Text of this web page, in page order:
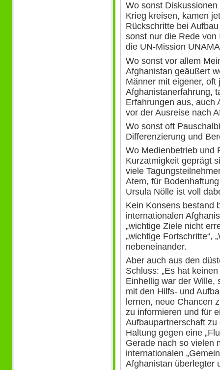
Wo sonst
Krieg kreisen, kamen
Rückschritte bei
sonst nur die Rede
die UN-Mission
Wo sonst vor allem
Afghanistan geäußert
Männer mit eigener, oft
Afghanistanerfahrung,
Erfahrungen aus, auch
vor der Ausreise nach
Wo sonst oft
Differenzierung und
Wo Medienbetrieb und
Kurzatmigkeit geprägt
viele
Atem, für
Ursula Nölle ist voll
Kein Konsens bestand
internationalen
„wichtige Ziele nicht
„wichtige Fortschritte“,
nebeneinander.
Aber auch aus den
Schluss: „Es hat
Einhellig war der Wille,
mit den Hilfs- und
lernen, neue Chancen
zu informieren und für
Aufbaupartnerschaft
Haltung gegen eine
Gerade nach so vielen
internationalen
Afghanistan überlegter